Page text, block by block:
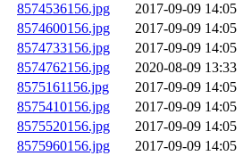
8574536156.jpg
2017-09-09 14:05
8574600156.jpg
2017-09-09 14:05
8574733156.jpg
2017-09-09 14:05
8574762156.jpg
2020-08-09 13:33
8575161156.jpg
2017-09-09 14:05
8575410156.jpg
2017-09-09 14:05
8575520156.jpg
2017-09-09 14:05
8575960156.jpg
2017-09-09 14:05